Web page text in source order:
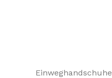
Einweghandschuhe